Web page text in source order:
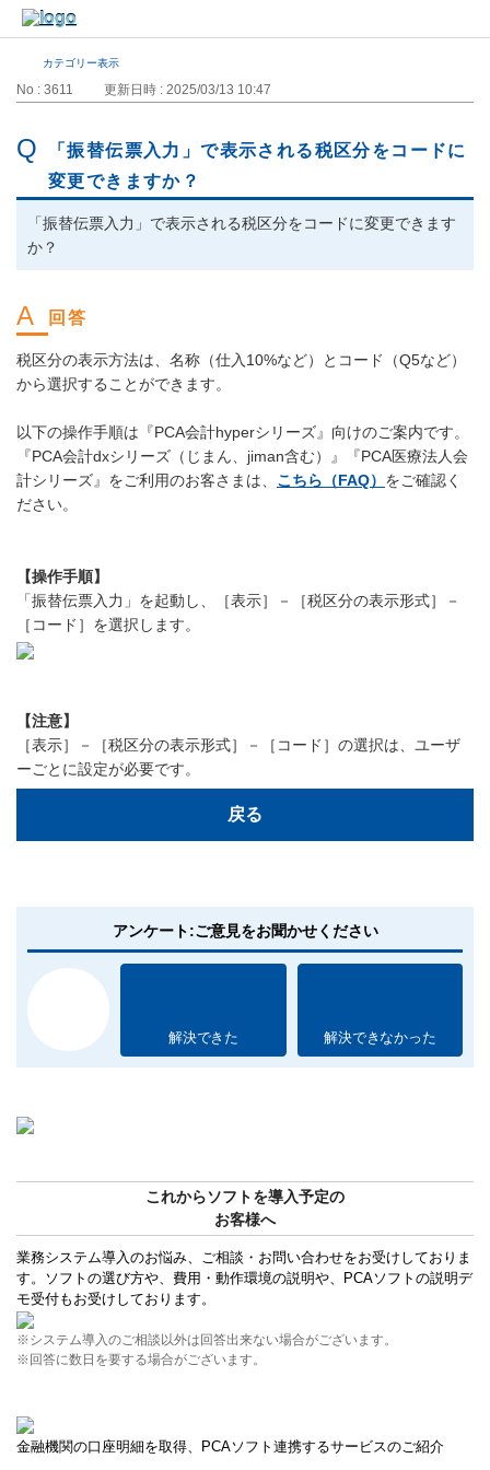
カテゴリー表示
No : 3611 更新日時 : 2025/03/13 10:47
「振替伝票入力」で表示される税区分をコードに
変更できますか？
「振替伝票入力」で表示される税区分をコードに変更できます
か？
税区分の表示方法は、名称（仕入10%など）とコード（Q5など）
から選択することができます。
以下の操作手順は『PCA会計hyperシリーズ』向けのご案内です。
『PCA会計dxシリーズ（じまん、jiman含む）』『PCA医療法人会
計シリーズ』をご利用のお客さまは、 こちら（FAQ） をご確認く
ださい。
【操作手順】
「振替伝票入力」を起動し、［表示］－［税区分の表示形式］－
［コード］を選択します。
【注意】
［表示］－［税区分の表示形式］－［コード］の選択は、ユーザ
ーごとに設定が必要です。
戻る
アンケート:ご意見をお聞かせください
解決できた 解決できなかった
これからソフトを導入予定の
お客様へ
業務システム導入のお悩み、ご相談・お問い合わせをお受けしておりま
す。ソフトの選び方や、費用・動作環境の説明や、PCAソフトの説明デ
モ受付もお受けしております。
※システム導入のご相談以外は回答出来ない場合がございます。
※回答に数日を要する場合がございます。
金融機関の口座明細を取得、PCAソフト連携するサービスのご紹介